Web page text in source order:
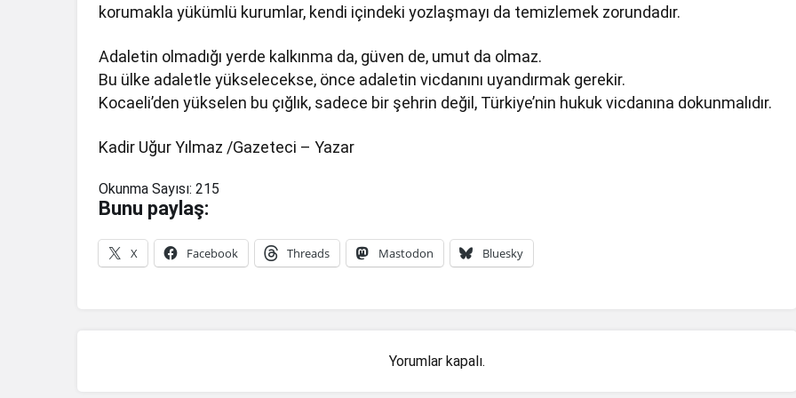
korumakla yükümlü kurumlar, kendi içindeki yozlaşmayı da temizlemek zorundadır.
Adaletin olmadığı yerde kalkınma da, güven de, umut da olmaz.
Bu ülke adaletle yükselecekse, önce adaletin vicdanını uyandırmak gerekir.
Kocaeli’den yükselen bu çığlık, sadece bir şehrin değil, Türkiye’nin hukuk vicdanına dokunmalıdır.
Kadir Uğur Yılmaz /Gazeteci – Yazar
Okunma Sayısı: 215
Bunu paylaş:
X Facebook Threads Mastodon Bluesky
Yorumlar kapalı.